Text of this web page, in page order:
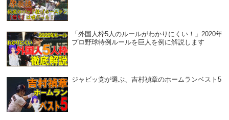
「外国人枠5人のルールがわかりにくい！」2020年
プロ野球特例ルールを巨人を例に解説します
ジャビッ党が選ぶ、吉村禎章のホームランベスト5